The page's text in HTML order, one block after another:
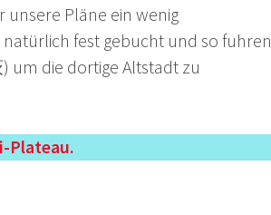
unsere Pläne ein wenig
fest gebucht und so fuhren
um die dortige Altstadt zu
Plateau.